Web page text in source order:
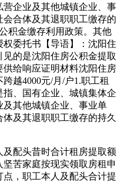
企业及其他城镇企业、事
合体及其退职职工缴存的
积金缴存利用政策。其他
委托书【导语】：沈阳住
的是沈阳住房公积金提取
给响应证明材料沈阳住房
越4000元/月/户1.职工租
、国有企业、城镇集体企
其他城镇企业、事业单
及其退职职工缴存的持久
配头昔时合计租房提取额
苦家庭按现实领取房租申
，职工本人及配头合计提